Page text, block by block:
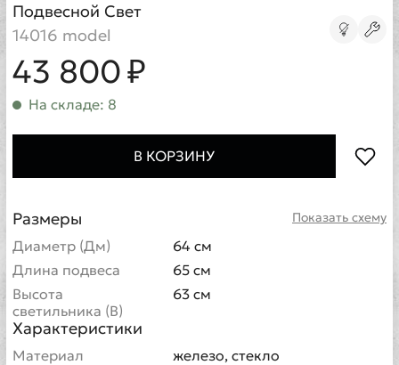
Подвесной Свет
14016 model
43 800 ₽
На складе: 8
В КОРЗИНУ
Показать схему
Размеры
Диаметр (Дм)
64 см
Длина подвеса
65 см
Высота
светильника (В)
63 см
Характеристики
Материал
железо, стекло